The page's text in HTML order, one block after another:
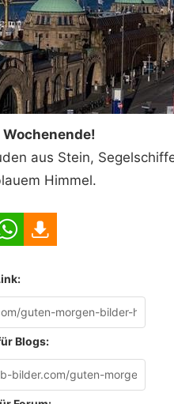
aus Stein,
Himmel.
Blogs: